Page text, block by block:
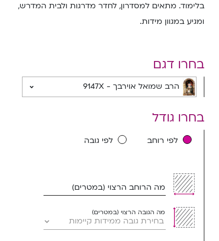
בלימוד. מתאים למסדרון, לחדר מדרגות ולבית המדרש,
ומגיע במגוון מידות.
בחרו דגם
הרב שמואל אוירבך - 9147X
בחרו גודל
לפי רוחב לפי גובה
מה הרוחב הרצוי (במטרים)
מה הגובה הרצוי (במטרים)